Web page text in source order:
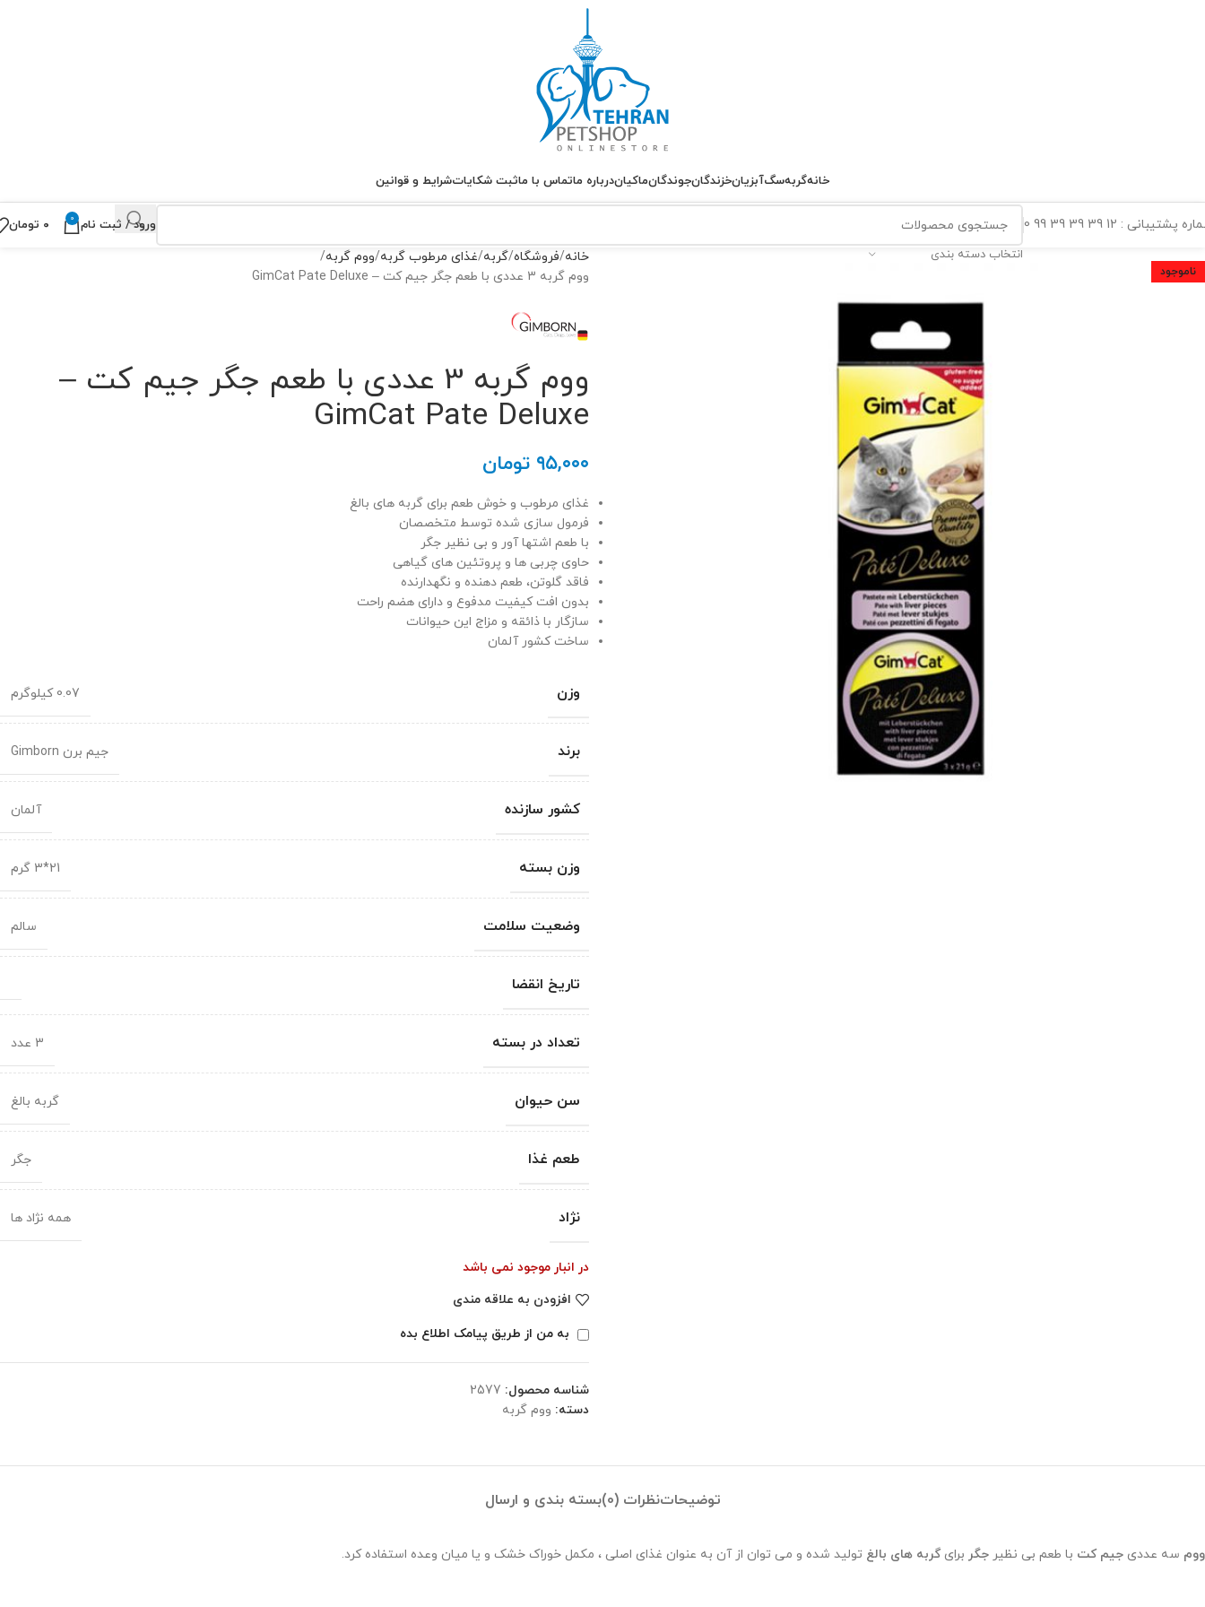
خانهگربهسگآبزیانخزندگانجوندگانماکیاندرباره ماتماس با ماثبت شکایاتشرایط و قوانین
پشتیبانی : 12 39 39 39 99 0
انتخاب دسته بندی
ورود / ثبت نام 0 ۰ تومان
ناموجود
خانه فروشگاه گربه غذای مرطوب گربه ووم گربه
ووم گربه 3 عددی با طعم جگر جیم کت – GimCat Pate Deluxe
ووم گربه 3 عددی با طعم جگر جیم کت –
GimCat Pate Deluxe
۹۵,۰۰۰ تومان
غذای مرطوب و خوش طعم برای گربه های بالغ
فرمول سازی شده توسط متخصصان
با طعم اشتها آور و بی نظیر جگر
حاوی چربی ها و پروتئین های گیاهی
فاقد گلوتن، طعم دهنده و نگهدارنده
بدون افت کیفیت مدفوع و دارای هضم راحت
سازگار با ذائقه و مزاج این حیوانات
ساخت کشور آلمان
وزن 0.07 کیلوگرم
برند جیم برن Gimborn
کشور سازنده آلمان
وزن بسته 21*3 گرم
وضعیت سلامت سالم
تاریخ انقضا
تعداد در بسته 3 عدد
سن حیوان گربه بالغ
طعم غذا جگر
نژاد همه نژاد ها
در انبار موجود نمی باشد
افزودن به علاقه مندی
به من از طریق پیامک اطلاع بده
شناسه محصول: 2577
دسته: ووم گربه
توضیحاتنظرات (0) بسته بندی و ارسال
ووم سه عددی جیم کت با طعم بی نظیر جگر برای گربه های بالغ تولید شده و می توان از آن به عنوان غذای اصلی ، مکمل خوراک خشک و یا میان وعده استفاده کرد.